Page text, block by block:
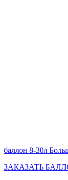
баллон 8-30л
ЗАКАЗАТЬ